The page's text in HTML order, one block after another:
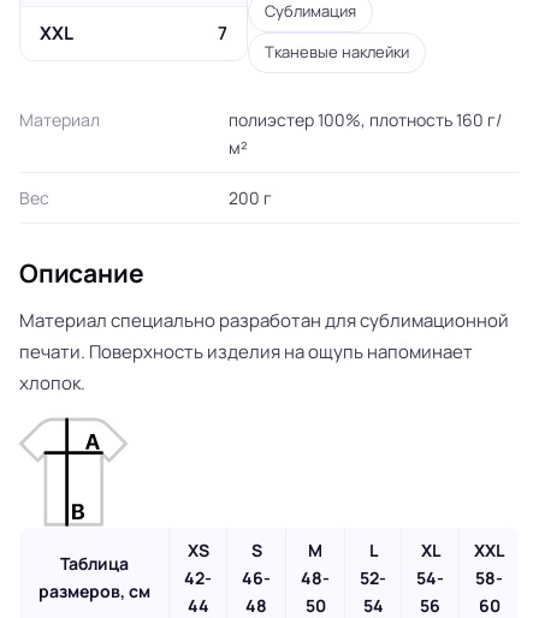
XXL 7
Сублимация
Тканевые наклейки
Материал
полиэстер 100%, плотность 160 г/
м²
Вес 200 г
Описание
Материал специально разработан для сублимационной
печати. Поверхность изделия на ощупь напоминает
хлопок.
Таблица
размеров, см
XS
42-
44
S
46-
48
M
48-
50
L
52-
54
XL
54-
56
XXL
58-
60